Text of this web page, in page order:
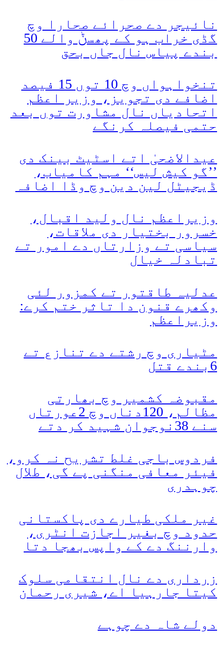
نائیجر دے صحرائے صحارا وچ
گڈی خراب ہو کے پھسݨ والے 50
بندے پیاس نال جاں بحق
تنخواہواں وچ 10 توں 15 فیصد
اضافے دی تجویز، وزیر اعظم
اتحادیاں نال مشاورت توں بعد
حتمی فیصلہ کرنگے
عیدالاضحیٰ اتے اسٹیٹ بینک دی
’’گو کیش لیس‘‘ مہم کامیاب،
ڈیجیٹل لین دین وچ وڈا اضافہ
وزیراعظم نال ولید اقبال،
خسرور بختیار دی ملاقات،
سیاسی تے وزارتاں دے امور تے
تبادلہ خیال
عدلیہ طاقتور تے کمزور لئی
وکھرے قنون دا تاثر ختم کرے:
وزیراعظم
مٹیاری وچ رشتے دے تنازع تے
6بندے قتل
مقبوضہ کشمیر وچ بھارتی
مظالم، 120دناں وچ 2عورتاں
سنے 38نوجوان شہید کر دتے
فردوس باجی غلط تشریح نہ کرو،
فیئر معافی منگنی پے گی، طلال
چوہدری
غیر ملکی طیارے دی پاکستانی
حدود وچ بغیر اجازت انٹری،
وارننگ دے کے واپس بھجا دتا
زرداری دے نال انتقامی سلوک
کیتا جارہیا اے، شیری رحمان
دولے شاہ دے چوہے